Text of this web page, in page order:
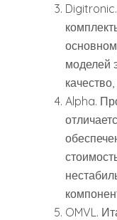
моделей
Alpha.
OMVL.